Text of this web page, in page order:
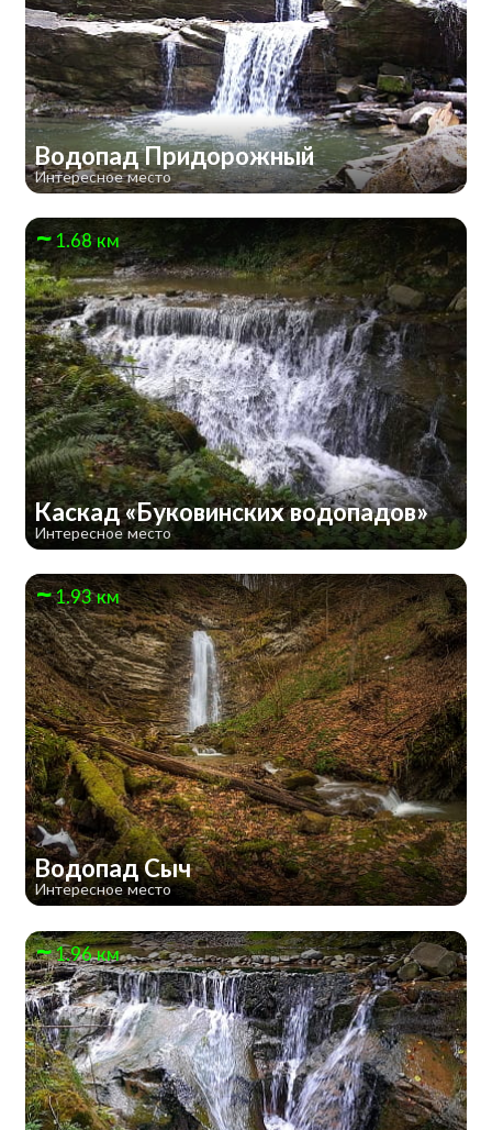
Водопад Придорожный
Интересное место
1.68 км
Каскад «Буковинских водопадов»
Интересное место
1.93 км
Водопад Сыч
Интересное место
1.96 км